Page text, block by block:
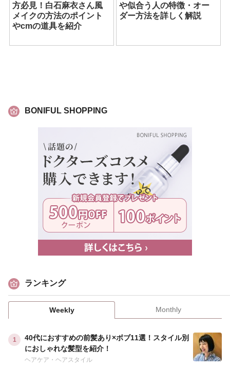
方必見！白石麻衣さん風
メイクの方法のポイント
やcmの道具を紹介
や似合う人の特徴・オー
ダー方法を詳しく解説
BONIFUL SHOPPING
ランキング
Weekly Monthly
40代におすすめの前髪あり×ボブ11選！スタイル別
におしゃれな髪型を紹介！
ヘアケア・ヘアスタイル